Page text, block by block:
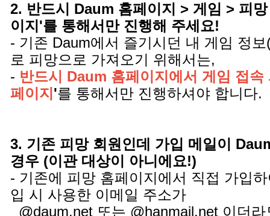
2. 반드시 Daum 홈페이지 > 게임 > 피
이지'를 통해서만 진행해 주세요!
- 기존 Daum에서 즐기시던 내 게임 정
로 피망으로 가져오기 위해서는,
- 반드시 Daum 홈페이지에서 게임 접
페이지 '를 통해서만 진행하셔야 합니다.
3. 기존 피망 회원인데 가입 메일이
경우 (이관 대상이 아니에요!)
- 기존에 피망 홈페이지에서 직접 가입
입 시 사용한 이메일 주소가
@daum.net 또는 @hanmail.net 이더